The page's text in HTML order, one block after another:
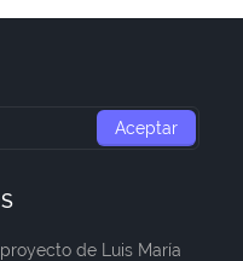
de Luis María